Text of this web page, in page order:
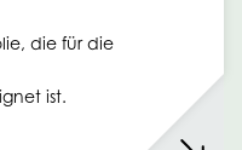
die für die
ist.